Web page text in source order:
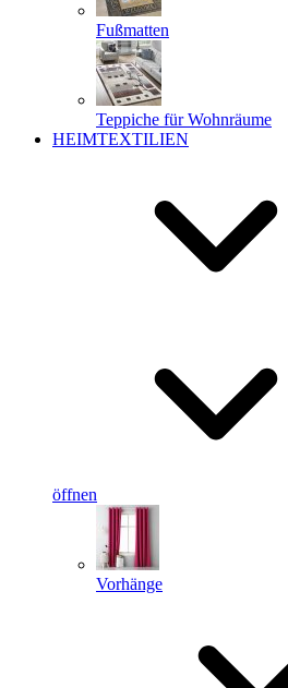
Fußmatten
Teppiche für Wohnräume
HEIMTEXTILIEN
öffnen
Vorhänge